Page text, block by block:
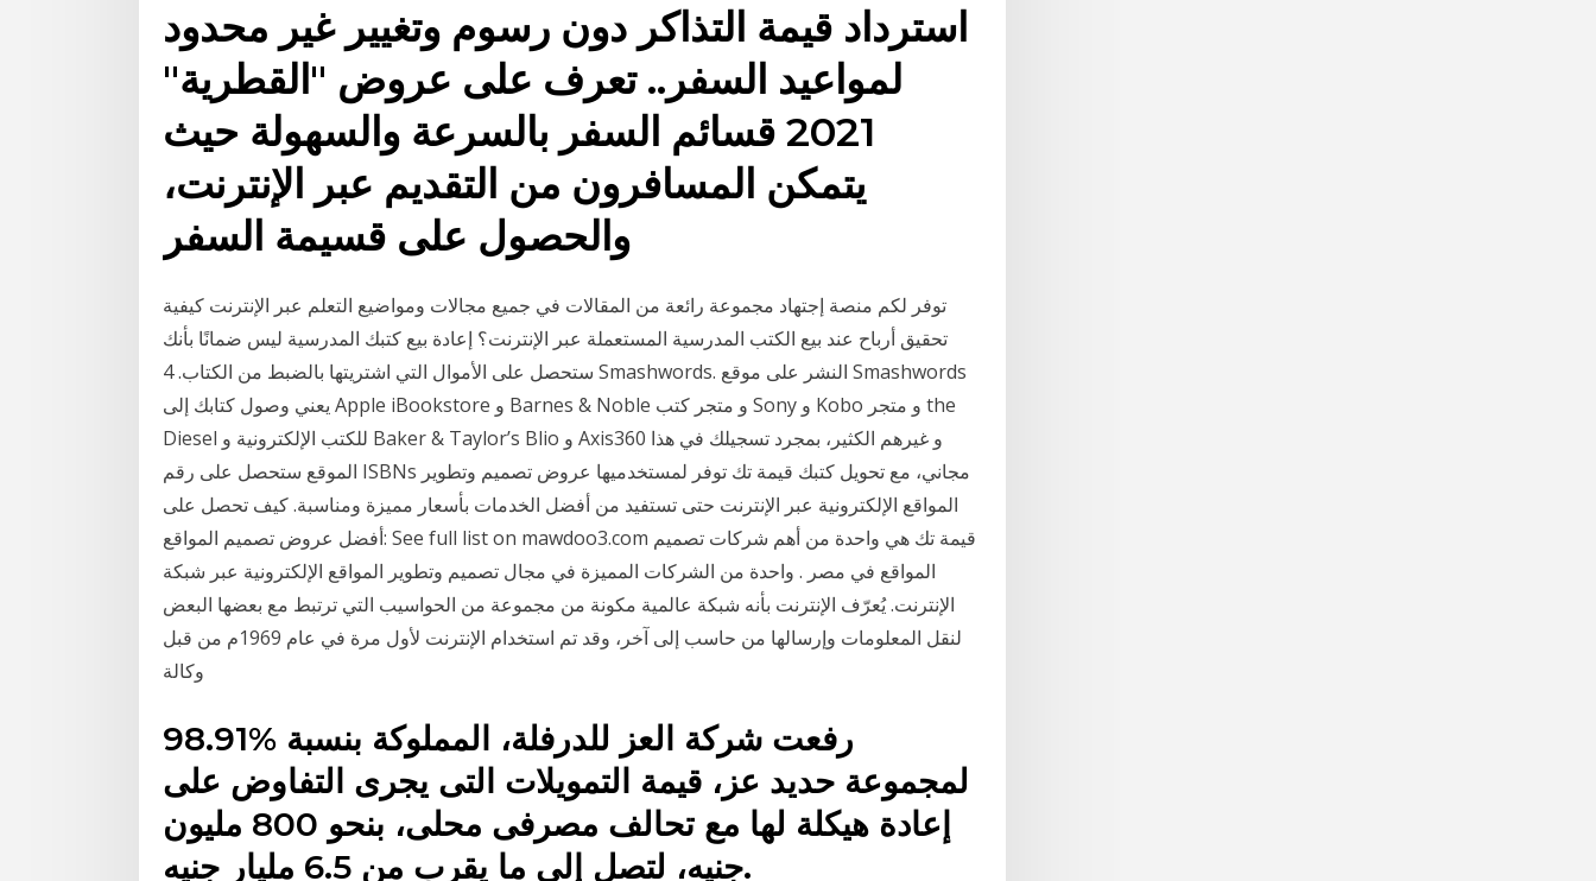
استرداد قيمة التذاكر دون رسوم وتغيير غير محدود
لمواعيد السفر.. تعرف على عروض "القطرية"
2021 قسائم السفر بالسرعة والسهولة حيث
يتمكن المسافرون من التقديم عبر الإنترنت،
والحصول على قسيمة السفر
توفر لكم منصة إجتهاد مجموعة رائعة من المقالات في جميع مجالات ومواضيع التعلم عبر الإنترنت كيفية
تحقيق أرباح عند بيع الكتب المدرسية المستعملة عبر الإنترنت؟ إعادة بيع كتبك المدرسية ليس ضمانًا بأنك
ستحصل على الأموال التي اشتريتها بالضبط من الكتاب. 4 Smashwords. النشر على موقع Smashwords
يعني وصول كتابك إلى Apple iBookstore و Barnes & Noble و متجر كتب Sony و Kobo و متجر the
Diesel للكتب الإلكترونية و Baker & Taylor’s Blio و Axis360 و غيرهم الكثير، بمجرد تسجيلك في هذا
الموقع ستحصل على رقم ISBNs مجاني، مع تحويل كتبك قيمة تك توفر لمستخدميها عروض تصميم وتطوير
المواقع الإلكترونية عبر الإنترنت حتى تستفيد من أفضل الخدمات بأسعار مميزة ومناسبة. كيف تحصل على
أفضل عروض تصميم المواقع: See full list on mawdoo3.com قيمة تك هي واحدة من أهم شركات تصميم
المواقع في مصر . واحدة من الشركات المميزة في مجال تصميم وتطوير المواقع الإلكترونية عبر شبكة
الإنترنت. يُعرّف الإنترنت بأنه شبكة عالمية مكونة من مجموعة من الحواسيب التي ترتبط مع بعضها البعض
لنقل المعلومات وإرسالها من حاسب إلى آخر، وقد تم استخدام الإنترنت لأول مرة في عام 1969م من قبل
وكالة
رفعت شركة العز للدرفلة، المملوكة بنسبة %98.91
لمجموعة حديد عز، قيمة التمويلات التى يجرى التفاوض على
إعادة هيكلة لها مع تحالف مصرفى محلى، بنحو 800 مليون
جنيه، لتصل إلى ما يقرب من 6.5 مليار جنيه.